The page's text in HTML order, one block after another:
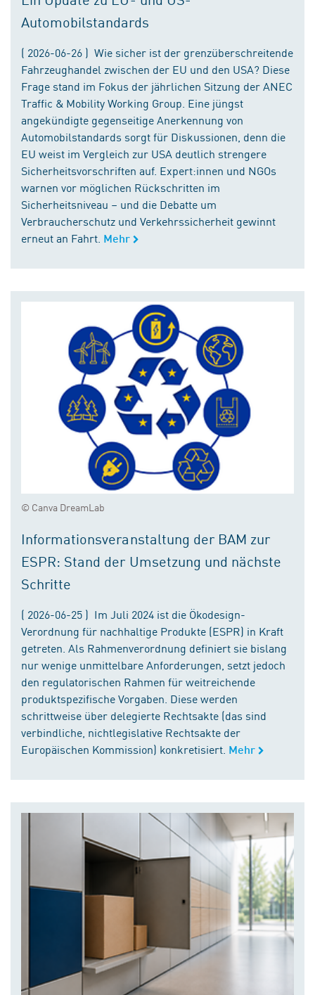
Automobilstandards
( 2026-06-26 ) Wie sicher ist der grenzüberschreitende
Fahrzeughandel zwischen der EU und den USA? Diese
Frage stand im Fokus der jährlichen Sitzung der ANEC
Traffic & Mobility Working Group. Eine jüngst
angekündigte gegenseitige Anerkennung von
Automobilstandards sorgt für Diskussionen, denn die
EU weist im Vergleich zur USA deutlich strengere
Sicherheitsvorschriften auf. Expert:innen und NGOs
warnen vor möglichen Rückschritten im
Sicherheitsniveau – und die Debatte um
Verbraucherschutz und Verkehrssicherheit gewinnt
erneut an Fahrt. Mehr
© Canva DreamLab
Informationsveranstaltung der BAM zur
ESPR: Stand der Umsetzung und nächste
Schritte
( 2026-06-25 ) Im Juli 2024 ist die Ökodesign-
Verordnung für nachhaltige Produkte (ESPR) in Kraft
getreten. Als Rahmenverordnung definiert sie bislang
nur wenige unmittelbare Anforderungen, setzt jedoch
den regulatorischen Rahmen für weitreichende
produktspezifische Vorgaben. Diese werden
schrittweise über delegierte Rechtsakte (das sind
verbindliche, nichtlegislative Rechtsakte der
Europäischen Kommission) konkretisiert. Mehr